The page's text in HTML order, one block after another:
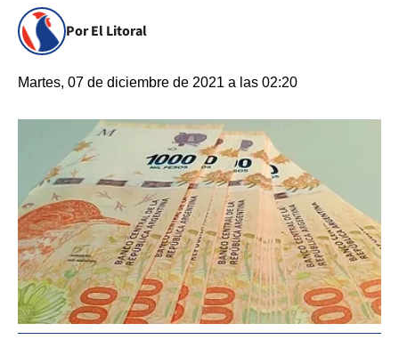
Por El Litoral
Martes, 07 de diciembre de 2021 a las 02:20